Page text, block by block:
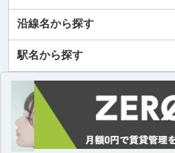
沿線名から探す
駅名から探す